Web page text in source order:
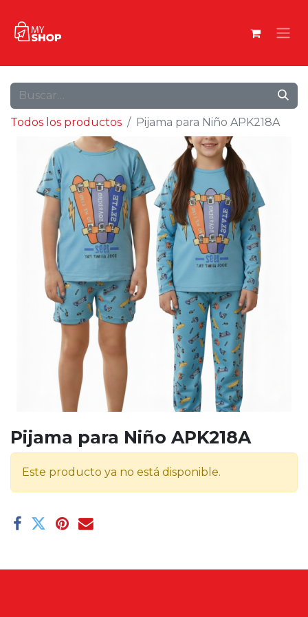
Todos los productos Pijama para Niño APK218A
Pijama para Niño APK218A
Este producto ya no está disponible.